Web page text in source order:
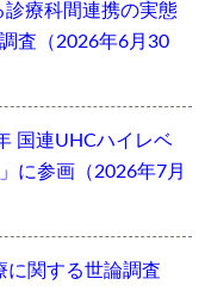
診療科間連携の実態
査（2026年6月30
国連UHCハイレベ
に参画（2026年7月
に関する世論調査